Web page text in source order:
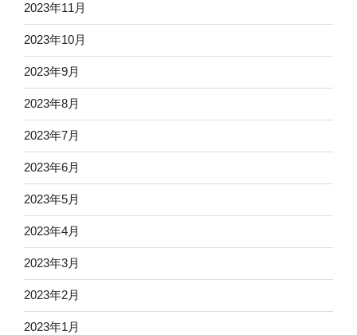
2023年11月
2023年10月
2023年9月
2023年8月
2023年7月
2023年6月
2023年5月
2023年4月
2023年3月
2023年2月
2023年1月